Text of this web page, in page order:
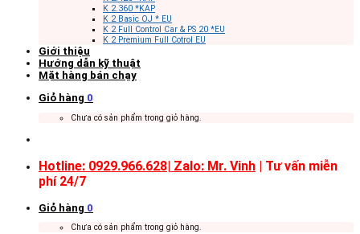
K 2.360 *KAP
K 2 Basic OJ * EU
K 2 Full Control Car & PS 20 *EU
K 2 Premium Full Cotrol EU
Giới thiệu
Hướng dẫn kỹ thuật
Mặt hàng bán chạy
Giỏ hàng 0
Chưa có sản phẩm trong giỏ hàng.
Hotline: 0929.966.628| Zalo: Mr. Vinh | Tư vấn miễn
phí 24/7
Giỏ hàng 0
Chưa có sản phẩm trong giỏ hàng.